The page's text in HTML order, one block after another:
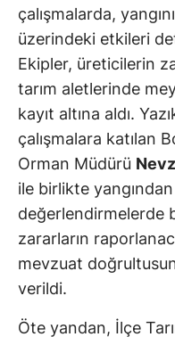
çalışmalarda,
üzerindeki etkileri
Ekipler, üreticilerin
tarım aletlerinde
kayıt altına aldı.
çalışmalara katılan
Orman Müdürü
ile birlikte
değerlendirmelerde
zararların
mevzuat
verildi.
Öte yandan, İlçe